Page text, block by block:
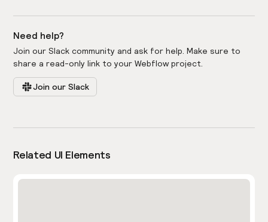
Need help?
Join our Slack community and ask for help. Make sure to
share a read-only link to your Webflow project.
Join our Slack
Related UI Elements